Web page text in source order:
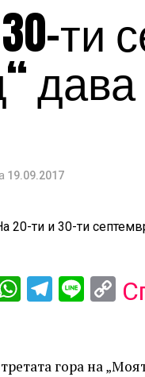
ти
19.09.2017
WhatsApp
Line
гора на